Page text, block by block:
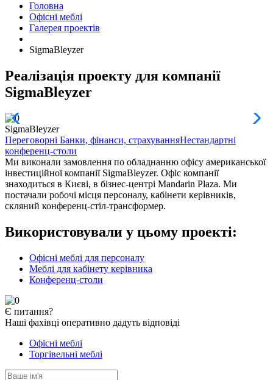
Головна
Офісні меблі
Галерея проектів
SigmaBleyzer
Реалізація проекту для компанії
SigmaBleyzer
SigmaBleyzer
Переговорні Банки, фінанси, страхуванняНестандартні
конференц-столи
Ми виконали замовлення по обладнанню офісу американської
інвестиційної компанії SigmaBleyzer. Офіс компанії
знаходиться в Києві, в бізнес-центрі Mandarin Plaza. Ми
постачали робочі місця персоналу, кабінети керівників,
скляний конференц-стіл-трансформер.
Використовували у цьому проекті:
Офісні меблі для персоналу
Меблі для кабінету керівника
Конференц-столи
Є питання?
Наші фахівці оперативно дадуть відповіді
Офісні меблі
Торгівельні меблі